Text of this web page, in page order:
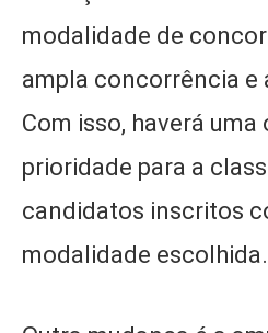
modalidade de
ampla concorrência e
Com isso, haverá uma
prioridade para a
candidatos inscritos
modalidade escolhida.